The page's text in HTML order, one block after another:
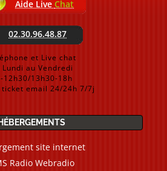
Aide Live Chat
02.30.96.48.87
et Live chat
Lundi au Vendredi
12h30/13h30-18h
ticket email 24/24h 7/7j
HÉBERGEMENTS
site internet
Radio Webradio